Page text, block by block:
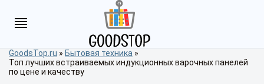
GoodsTop.ru » Бытовая техника »
Топ лучших встраиваемых индукционных варочных панелей
по цене и качеству